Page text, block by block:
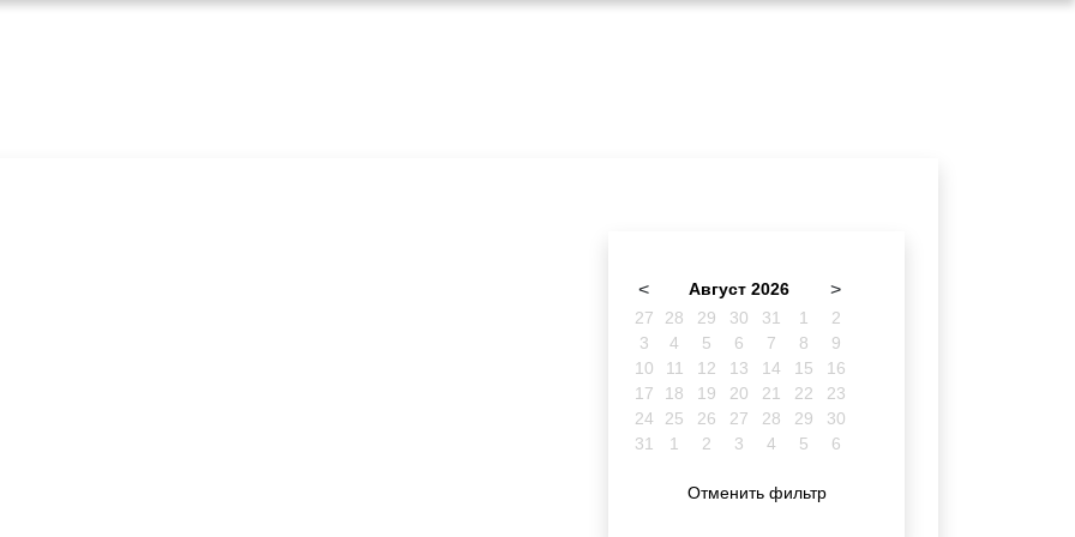
< Август 2026 >
27 28 29 30 31 1
2
3
4 5 6 7 8
9
10
11 12 13 14 15
16
17
18 19 20 21 22
23
24
25 26 27 28 29
30
31
1 2 3 4 5 6
Отменить фильтр